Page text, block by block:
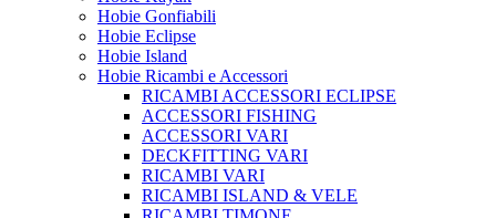
Hobie Gonfiabili
Hobie Eclipse
Hobie Island
Hobie Ricambi e Accessori
RICAMBI ACCESSORI ECLIPSE
ACCESSORI FISHING
ACCESSORI VARI
DECKFITTING VARI
RICAMBI VARI
RICAMBI ISLAND & VELE